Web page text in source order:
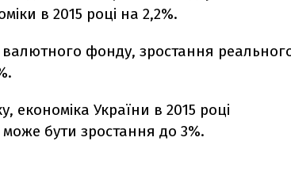
в 2015 році на 2,2%.
фонду, зростання
економіка України в 2015 році
бути зростання до 3%.